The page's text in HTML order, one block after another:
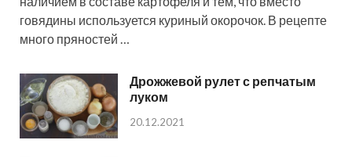
говядины используется куриный окорочок. В рецепте
много пряностей …
Дрожжевой рулет с репчатым
луком
20.12.2021